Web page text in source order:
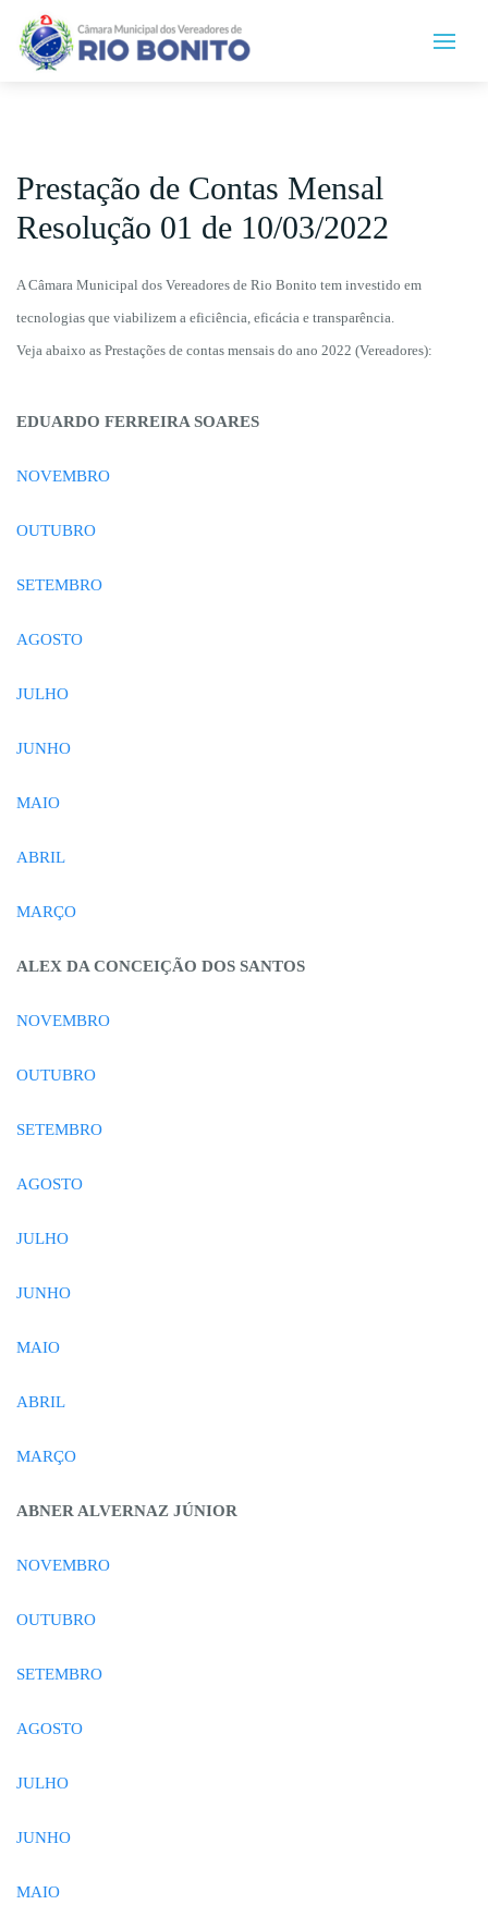
Prestação de Contas Mensal
Resolução 01 de 10/03/2022
A Câmara Municipal dos Vereadores de Rio Bonito tem investido em
tecnologias que viabilizem a eficiência, eficácia e transparência.
Veja abaixo as Prestações de contas mensais do ano 2022 (Vereadores):
EDUARDO FERREIRA SOARES
NOVEMBRO
OUTUBRO
SETEMBRO
AGOSTO
JULHO
JUNHO
MAIO
ABRIL
MARÇO
ALEX DA CONCEIÇÃO DOS SANTOS
NOVEMBRO
OUTUBRO
SETEMBRO
AGOSTO
JULHO
JUNHO
MAIO
ABRIL
MARÇO
ABNER ALVERNAZ JÚNIOR
NOVEMBRO
OUTUBRO
SETEMBRO
AGOSTO
JULHO
JUNHO
MAIO